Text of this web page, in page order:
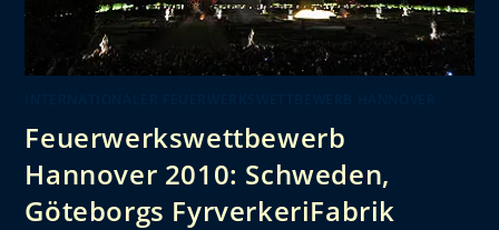
Feuerwerkswettbewerb
Hannover 2010: Schweden,
Göteborgs FyrverkeriFabrik